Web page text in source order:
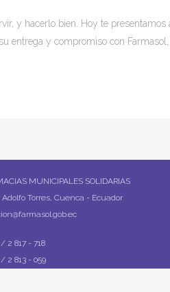
y hacerlo bien. Hoy te
entrega y compromiso con Farmasol,
MUNICIPALES SOLIDARIAS
Torres, Cuenca - Ecuador
2 817 - 718
2 813 - 059